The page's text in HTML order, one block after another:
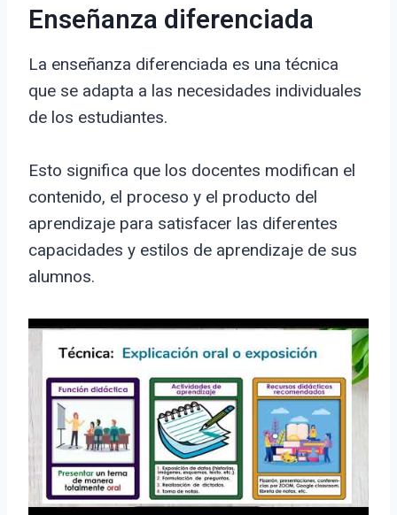
Enseñanza diferenciada
La enseñanza diferenciada es una técnica
que se adapta a las necesidades individuales
de los estudiantes.
Esto significa que los docentes modifican el
contenido, el proceso y el producto del
aprendizaje para satisfacer las diferentes
capacidades y estilos de aprendizaje de sus
alumnos.